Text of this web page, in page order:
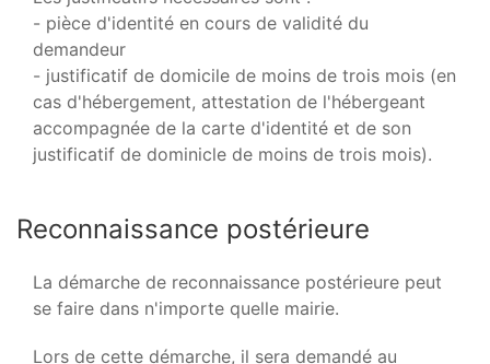
- pièce d'identité en cours de validité du
demandeur
- justificatif de domicile de moins de trois mois (en
cas d'hébergement, attestation de l'hébergeant
accompagnée de la carte d'identité et de son
justificatif de dominicle de moins de trois mois).
Reconnaissance postérieure
La démarche de reconnaissance postérieure peut
se faire dans n'importe quelle mairie.
Lors de cette démarche, il sera demandé au